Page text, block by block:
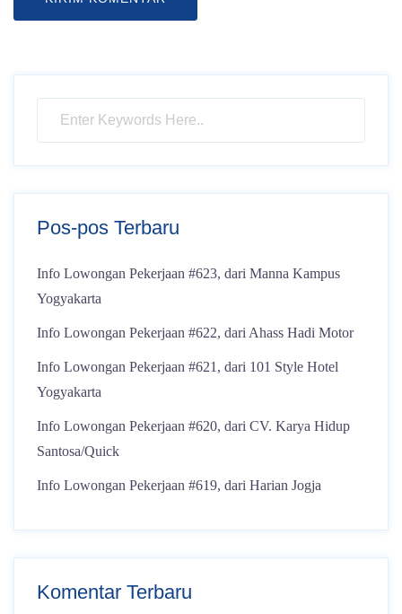
Pos-pos Terbaru
Info Lowongan Pekerjaan #623, dari Manna Kampus
Yogyakarta
Info Lowongan Pekerjaan #622, dari Ahass Hadi Motor
Info Lowongan Pekerjaan #621, dari 101 Style Hotel
Yogyakarta
Info Lowongan Pekerjaan #620, dari CV. Karya Hidup
Santosa/Quick
Info Lowongan Pekerjaan #619, dari Harian Jogja
Komentar Terbaru